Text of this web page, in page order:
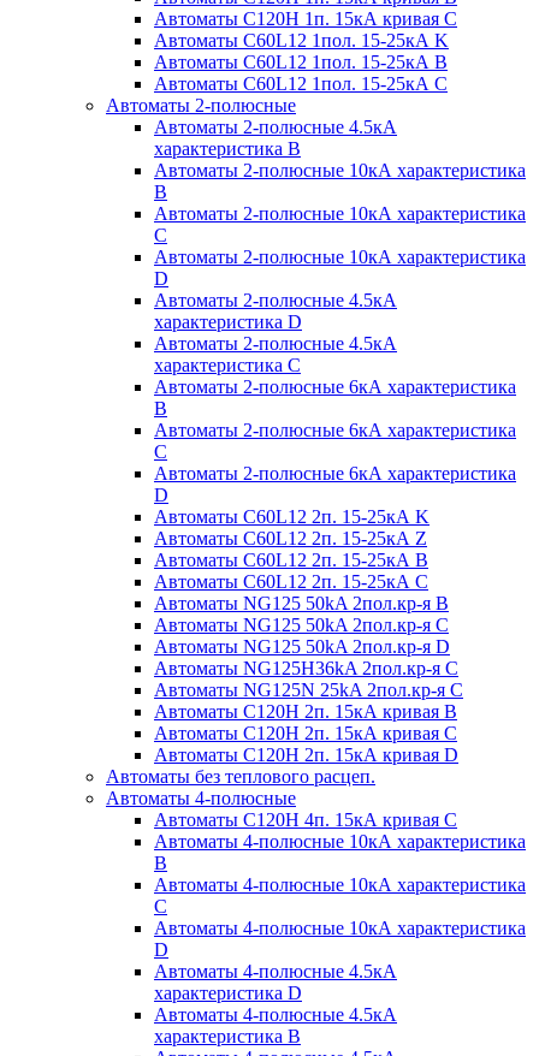
Автоматы С120H 1п. 15кА кривая С
Автоматы С60L12 1пол. 15-25кА K
Автоматы С60L12 1пол. 15-25кА В
Автоматы С60L12 1пол. 15-25кА С
Автоматы 2-полюсные
Автоматы 2-полюсные 4.5кА
характеристика В
Автоматы 2-полюсные 10кА характеристика
B
Автоматы 2-полюсные 10кА характеристика
C
Автоматы 2-полюсные 10кА характеристика
D
Автоматы 2-полюсные 4.5кА
характеристика D
Автоматы 2-полюсные 4.5кА
характеристика С
Автоматы 2-полюсные 6кА характеристика
B
Автоматы 2-полюсные 6кА характеристика
C
Автоматы 2-полюсные 6кА характеристика
D
Автоматы C60L12 2п. 15-25кА K
Автоматы C60L12 2п. 15-25кА Z
Автоматы C60L12 2п. 15-25кА B
Автоматы C60L12 2п. 15-25кА C
Автоматы NG125 50kA 2пол.кр-я B
Автоматы NG125 50kA 2пол.кр-я C
Автоматы NG125 50kA 2пол.кр-я D
Автоматы NG125H36kA 2пол.кр-я C
Автоматы NG125N 25kA 2пол.кр-я C
Автоматы С120H 2п. 15кА кривая B
Автоматы С120H 2п. 15кА кривая C
Автоматы С120H 2п. 15кА кривая D
Автоматы без теплового расцеп.
Автоматы 4-полюсные
Автоматы С120H 4п. 15кА кривая C
Автоматы 4-полюсные 10кА характеристика
B
Автоматы 4-полюсные 10кА характеристика
C
Автоматы 4-полюсные 10кА характеристика
D
Автоматы 4-полюсные 4.5кА
характеристика D
Автоматы 4-полюсные 4.5кА
характеристика В